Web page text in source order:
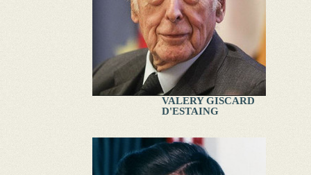
VALERY GISCARD
D'ESTAING